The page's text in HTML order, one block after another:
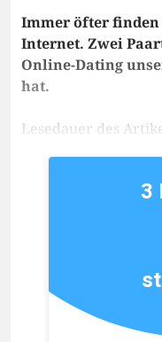
Immer öfter finden
Internet. Zwei
Online-Dating
hat.
Lesedauer des
3